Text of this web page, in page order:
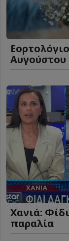
Αυγούστου
Χανιά:
παραλία